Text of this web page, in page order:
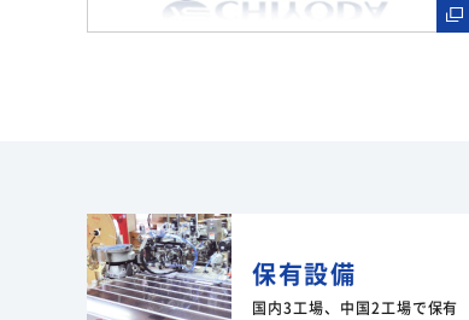
保有設備
国内3工場、中国2工場で保有